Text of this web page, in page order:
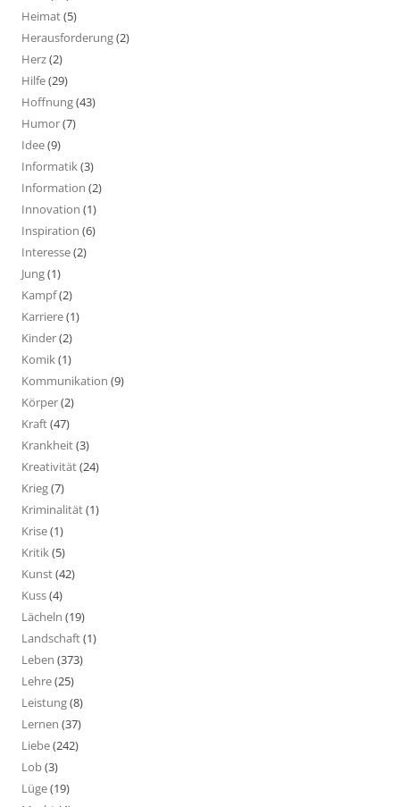
Heimat(5)
Herausforderung(2)
Herz(2)
Hilfe(29)
Hoffnung(43)
Humor(7)
Idee(9)
Informatik(3)
Information (2)
Innovation (1)
Inspiration (6)
Interesse(2)
Jung(1)
Kampf(2)
Karriere(1)
Kinder(2)
Komik(1)
Kommunikation (9)
Körper(2)
Kraft(47)
Krankheit(3)
Kreativität(24)
Krieg(7)
Kriminalität(1)
Krise(1)
Kritik(5)
Kunst(42)
Kuss(4)
Lächeln (19)
Landschaft(1)
Leben (373)
Lehre(25)
Leistung(8)
Lernen (37)
Liebe(242)
Lob(3)
Lüge(19)